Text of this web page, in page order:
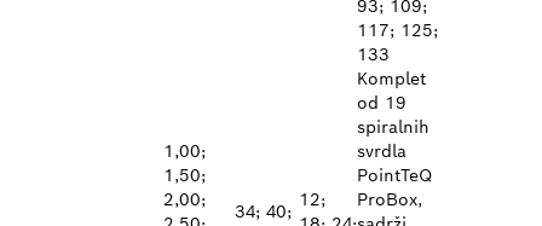
93; 109;
117; 125;
133
1,00;
1,50;
2,00;
34; 40;
12;
Komplet
od 19
spiralnih
svrdla
PointTeQ
ProBox,